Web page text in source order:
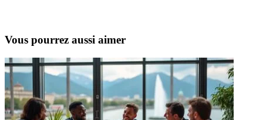
Vous pourrez aussi aimer